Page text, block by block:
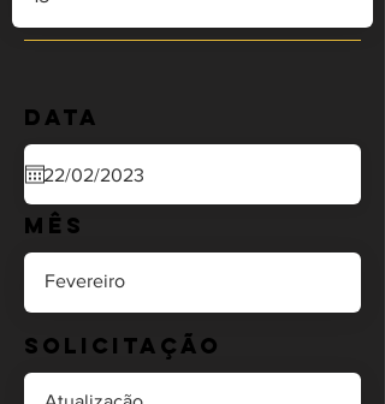
Data
Mês
Solicitação